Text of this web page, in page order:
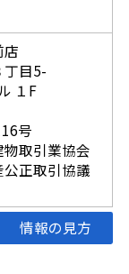
店
丁目5-
１F
号
物取引業協会
公正取引協議
情報の見方